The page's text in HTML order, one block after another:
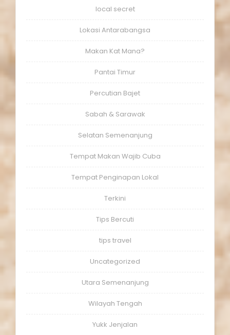
local secret
Lokasi Antarabangsa
Makan Kat Mana?
Pantai Timur
Percutian Bajet
Sabah & Sarawak
Selatan Semenanjung
Tempat Makan Wajib Cuba
Tempat Penginapan Lokal
Terkini
Tips Bercuti
tips travel
Uncategorized
Utara Semenanjung
Wilayah Tengah
Yukk Jenjalan